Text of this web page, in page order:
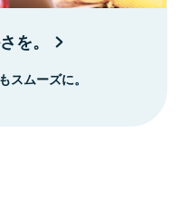
を。
スムーズに。